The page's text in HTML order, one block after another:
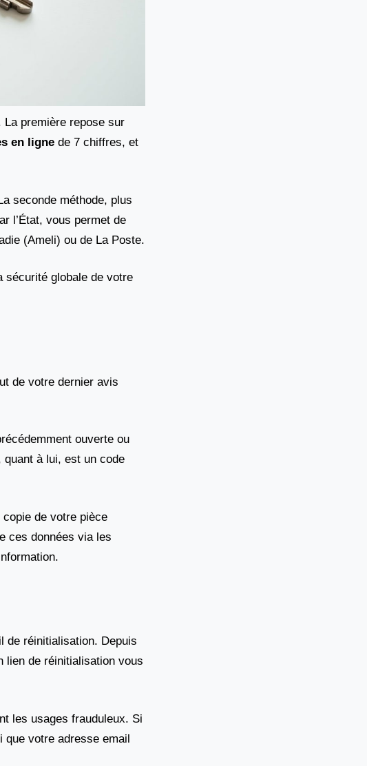
première repose sur
en ligne de 7 chiffres, et
seconde méthode, plus
l’État, vous permet de
(Ameli) ou de La Poste.
sécurité globale de votre
de votre dernier avis
ouverte ou
quant à lui, est un code
copie de votre pièce
ces données via les
de réinitialisation. Depuis
de réinitialisation vous
les usages frauduleux. Si
votre adresse email